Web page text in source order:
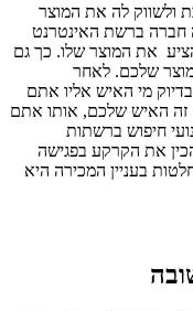
ולשווק לה את המוצר
חברה ברשת האינטרנט
את המוצר שלו. כך גם
שלכם. לאחר
מי האיש אליו אתם
זה האיש שלכם, אותו אתם
חיפוש ברשתות
את הקרקע בפגישה
בעניין המכירה היא